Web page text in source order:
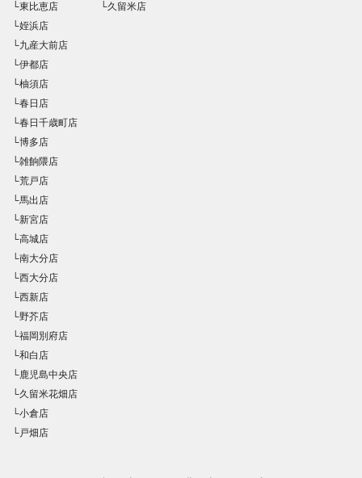
└東比恵店
└姪浜店
└九産大前店
└伊都店
└柚須店
└春日店
└春日千歳町店
└博多店
└雑餉隈店
└荒戸店
└馬出店
└新宮店
└高城店
└南大分店
└西大分店
└西新店
└野芥店
└福岡別府店
└和白店
└鹿児島中央店
└久留米花畑店
└小倉店
└戸畑店
└久留米店